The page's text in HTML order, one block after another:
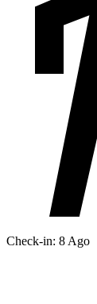
Check-in: 8 Ago